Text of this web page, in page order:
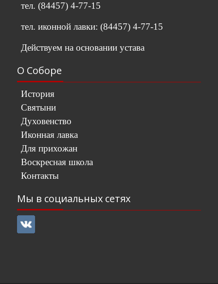
тел. (84457) 4-77-15
тел. иконной лавки: (84457) 4-77-15
Действуем на основании устава
О Соборе
История
Святыни
Духовенство
Иконная лавка
Для прихожан
Воскресная школа
Контакты
Мы в социальных сетях